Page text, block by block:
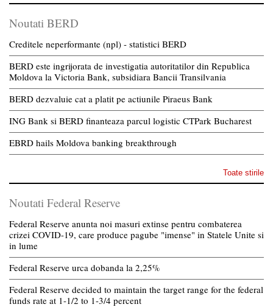
Noutati BERD
Creditele neperformante (npl) - statistici BERD
BERD este ingrijorata de investigatia autoritatilor din Republica
Moldova la Victoria Bank, subsidiara Bancii Transilvania
BERD dezvaluie cat a platit pe actiunile Piraeus Bank
ING Bank si BERD finanteaza parcul logistic CTPark Bucharest
EBRD hails Moldova banking breakthrough
Toate stirile
Noutati Federal Reserve
Federal Reserve anunta noi masuri extinse pentru combaterea
crizei COVID-19, care produce pagube "imense" in Statele Unite si
in lume
Federal Reserve urca dobanda la 2,25%
Federal Reserve decided to maintain the target range for the federal
funds rate at 1-1/2 to 1-3/4 percent